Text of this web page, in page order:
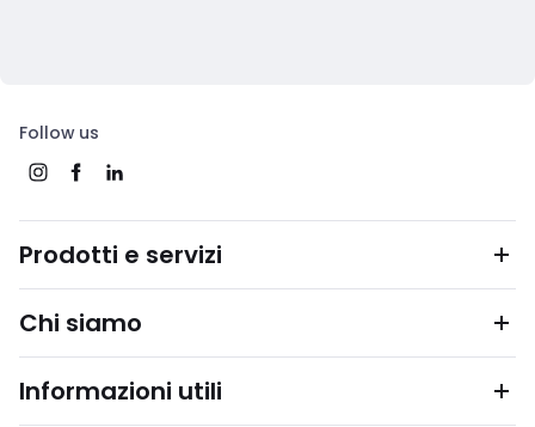
Follow us
Prodotti e servizi
Chi siamo
Informazioni utili